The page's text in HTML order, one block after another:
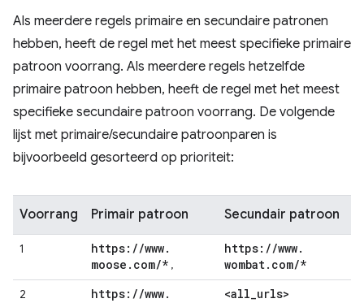
Als meerdere regels primaire en secundaire patronen
hebben, heeft de regel met het meest specifieke primaire
patroon voorrang. Als meerdere regels hetzelfde
primaire patroon hebben, heeft de regel met het meest
specifieke secundaire patroon voorrang. De volgende
lijst met primaire/secundaire patroonparen is
bijvoorbeeld gesorteerd op prioriteit:
Voorrang Primair patroon Secundair patroon
1 https: //www.
moose . com/* ,
https: //www.
wombat. com/*
2 https: //www.
<all_urls>